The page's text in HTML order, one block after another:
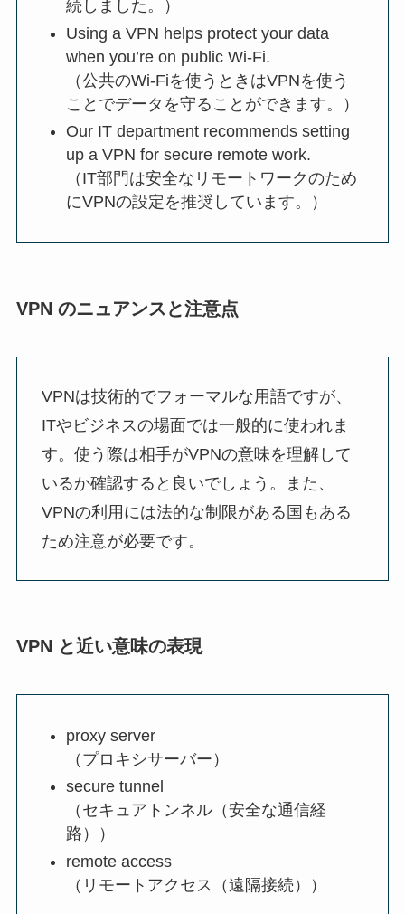
続しました。）
Using a VPN helps protect your data
when you’re on public Wi-Fi.
（公共のWi-Fiを使うときはVPNを使う
ことでデータを守ることができます。）
Our IT department recommends setting
up a VPN for secure remote work.
（IT部門は安全なリモートワークのため
にVPNの設定を推奨しています。）
VPN のニュアンスと注意点
VPNは技術的でフォーマルな用語ですが、
ITやビジネスの場面では一般的に使われま
す。使う際は相手がVPNの意味を理解して
いるか確認すると良いでしょう。また、
VPNの利用には法的な制限がある国もある
ため注意が必要です。
VPN と近い意味の表現
proxy server
（プロキシサーバー）
secure tunnel
（セキュアトンネル（安全な通信経
路））
remote access
（リモートアクセス（遠隔接続））